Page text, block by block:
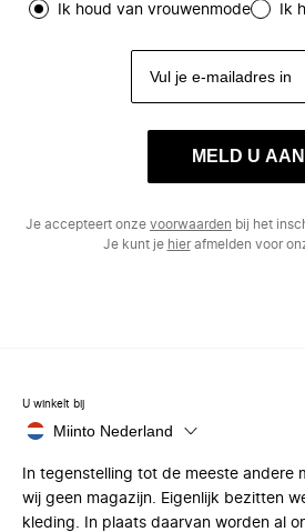
Ik houd van vrouwenmode Ik
MELD U AAN
Je accepteert onze voorwaarden bij het
Je kunt je hierafmelden voor
U winkelt bij
Miinto Nederland
In tegenstelling tot de meeste andere
wij geen magazijn. Eigenlijk bezitten
kleding. In plaats daarvan worden al